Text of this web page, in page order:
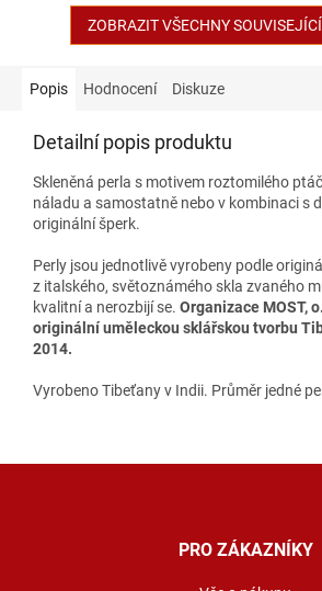
ZOBRAZIT VŠECHNY
Popis Hodnocení Diskuze
Detailní popis produktu
Skleněná perla s motivem roztomilého
náladu a samostatně nebo v kombinaci s
originální šperk.
Perly jsou jednotlivě vyrobeny podle
z italského, světoznámého skla zvaného
kvalitní a nerozbijí se. Organizace MOST,
originální uměleckou sklářskou tvorbu
2014.
Vyrobeno Tibeťany v Indii. Průměr jedné
PRO ZÁKAZNÍKY